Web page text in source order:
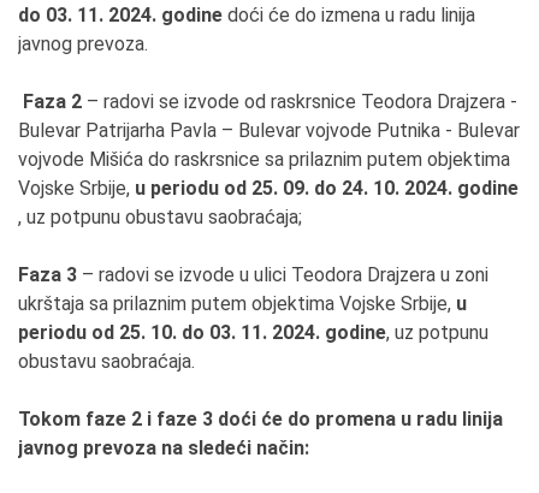
do 03. 11. 2024. godine doći će do izmena u radu linija
javnog prevoza.
Faza 2 – radovi se izvode od raskrsnice Teodora Drajzera -
Bulevar Patrijarha Pavla – Bulevar vojvode Putnika - Bulevar
vojvode Mišića do raskrsnice sa prilaznim putem objektima
Vojske Srbije, u periodu od 25. 09. do 24. 10. 2024. godine
, uz potpunu obustavu saobraćaja;
Faza 3 – radovi se izvode u ulici Teodora Drajzera u zoni
ukrštaja sa prilaznim putem objektima Vojske Srbije, u
periodu od 25. 10. do 03. 11. 2024. godine, uz potpunu
obustavu saobraćaja.
Tokom faze 2 i faze 3 doći će do promena u radu linija
javnog prevoza na sledeći način: